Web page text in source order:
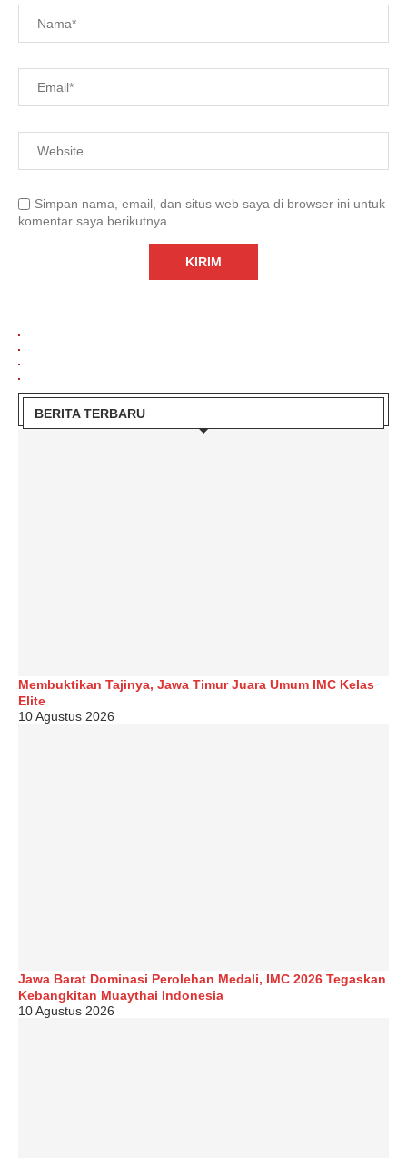
Simpan nama, email, dan situs web saya di browser ini untuk
komentar saya berikutnya.
BERITA TERBARU
Membuktikan Tajinya, Jawa Timur Juara Umum IMC Kelas
Elite
10 Agustus 2026
Jawa Barat Dominasi Perolehan Medali, IMC 2026 Tegaskan
Kebangkitan Muaythai Indonesia
10 Agustus 2026